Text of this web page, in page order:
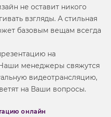
не оставит никого
взгляды. А стильная
базовым вещам всегда
на
менеджеры свяжутся
видеотрансляцию,
на Ваши вопросы.
онлайн